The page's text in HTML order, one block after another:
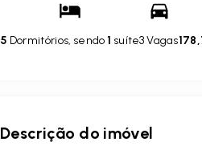
5 Dormitórios, sendo1 suíte3 Vagas
Descrição do imóvel